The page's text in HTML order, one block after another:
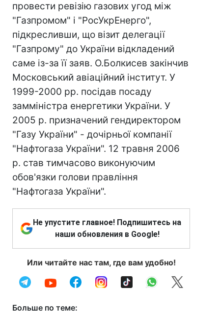
провести ревізію газових угод між
"Газпромом" і "РосУкрЕнерго",
підкресливши, що візит делегації
"Газпрому" до України відкладений
саме із-за її заяв. О.Болкисев закінчив
Московський авіаційний інститут. У
1999-2000 рр. посідав посаду
замміністра енергетики України. У
2005 р. призначений гендиректором
"Газу України" - дочірньої компанії
"Нафтогаза України". 12 травня 2006
р. став тимчасово виконуючим
обов'язки голови правління
"Нафтогаза України".
Не упустите главное! Подпишитесь на
наши обновления в Google!
Или читайте нас там, где вам удобно!
Больше по теме: